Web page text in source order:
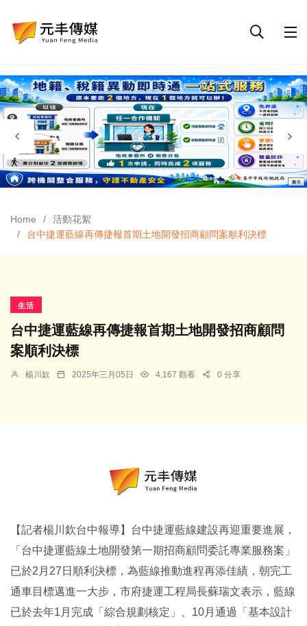
Home
活動花絮
台中捷運藍線再傳捷報首期土地開發招商顧問案順利決標
生活
台中捷運藍線再傳捷報首期土地開發招商顧問
案順利決標
楊川欽 2025年三月05日 4,167 觀看 0 分享
【記者楊川欽台中報導】台中捷運藍線建設再迎重要進展，
「台中捷運藍線土地開發第一期招商顧問委託專業服務案」
已於2月27日順利決標，為藍線推動進程再添佳績，朝完工
通車目標邁進一大步，市府捷運工程局長蘇瑞文表示，藍線
已於去年1月完成「綜合規劃核定」、10月通過「基本設計